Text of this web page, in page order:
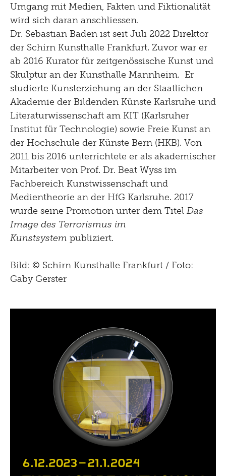
Umgang mit Medien, Fakten und Fiktionalität
wird sich daran anschliessen.
Dr. Sebastian Baden ist seit Juli 2022 Direktor
der Schirn Kunsthalle Frankfurt. Zuvor war er
ab 2016 Kurator für zeitgenössische Kunst und
Skulptur an der Kunsthalle Mannheim. Er
studierte Kunsterziehung an der Staatlichen
Akademie der Bildenden Künste Karlsruhe und
Literaturwissenschaft am KIT (Karlsruher
Institut für Technologie) sowie Freie Kunst an
der Hochschule der Künste Bern (HKB). Von
2011 bis 2016 unterrichtete er als akademischer
Mitarbeiter von Prof. Dr. Beat Wyss im
Fachbereich Kunstwissenschaft und
Medientheorie an der HfG Karlsruhe. 2017
wurde seine Promotion unter dem Titel Das
Image des Terrorismus im
Kunstsystem publiziert.
Bild: © Schirn Kunsthalle Frankfurt / Foto:
Gaby Gerster